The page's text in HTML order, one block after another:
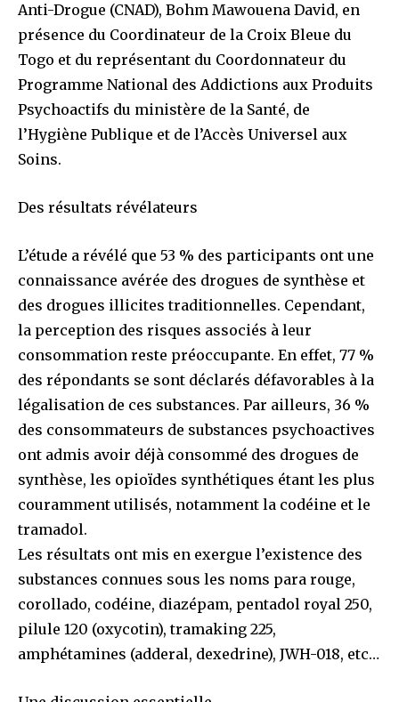
Anti-Drogue (CNAD), Bohm Mawouena David, en
présence du Coordinateur de la Croix Bleue du
Togo et du représentant du Coordonnateur du
Programme National des Addictions aux Produits
Psychoactifs du ministère de la Santé, de
l’Hygiène Publique et de l’Accès Universel aux
Soins.
Des résultats révélateurs
L’étude a révélé que 53 % des participants ont une
connaissance avérée des drogues de synthèse et
des drogues illicites traditionnelles. Cependant,
la perception des risques associés à leur
consommation reste préoccupante. En effet, 77 %
des répondants se sont déclarés défavorables à la
légalisation de ces substances. Par ailleurs, 36 %
des consommateurs de substances psychoactives
ont admis avoir déjà consommé des drogues de
synthèse, les opioïdes synthétiques étant les plus
couramment utilisés, notamment la codéine et le
tramadol.
Les résultats ont mis en exergue l’existence des
substances connues sous les noms para rouge,
corollado, codéine, diazépam, pentadol royal 250,
pilule 120 (oxycotin), tramaking 225,
amphétamines (adderal, dexedrine), JWH-018, etc…